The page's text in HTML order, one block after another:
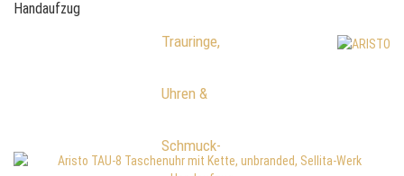
Handaufzug